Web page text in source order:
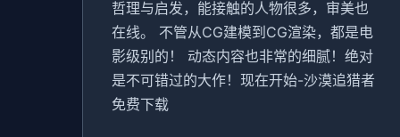
哲理与启发，能接触的人物很多，审美也
在线。 不管从CG建模到CG渲染，都是电
影级别的！ 动态内容也非常的细腻！绝对
是不可错过的大作！现在开始-沙漠追猎者
免费下载